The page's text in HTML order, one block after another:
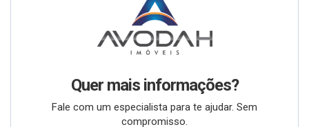
Quer mais informações?
Fale com um especialista para te ajudar. Sem
compromisso.